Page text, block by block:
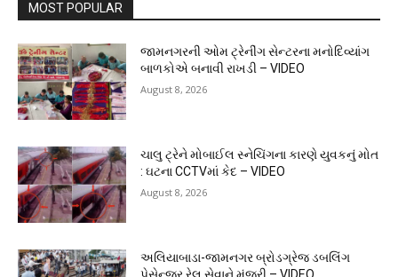
MOST POPULAR
જામનગરની ઓમ ટ્રેનીંગ સેન્ટરના મનોદિવ્યાંગ
બાળકોએ બનાવી રાખડી – VIDEO
August 8, 2026
ચાલુ ટ્રેને મોબાઈલ સ્નેચિંગના કારણે યુવકનું મોત
: ઘટના CCTVમાં કેદ – VIDEO
August 8, 2026
અલિયાબાડા-જામનગર બ્રોડગ્રેજ ડબલિંગ
પેસેન્જર રેલ સેવાને મંજૂરી – VIDEO